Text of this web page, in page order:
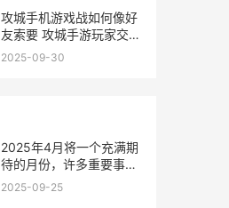
攻城手机游戏战如何像好
友索要 攻城手游玩家交流
平台
2025-09-30
2025年4月将一个充满期
待的月份，许多重要事
件、科技进步、以及社会
2025-09-25